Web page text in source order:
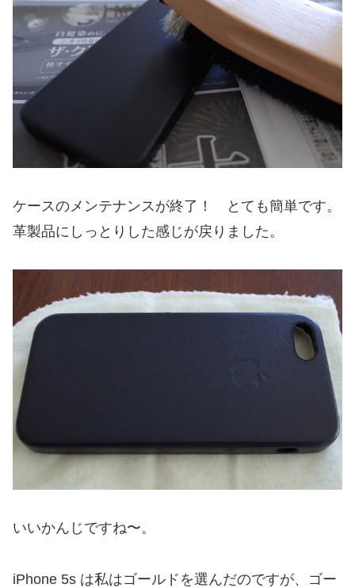
ケースのメンテナンスが終了！ とても簡単です。
革製品にしっとりした感じが戻りました。
いいかんじですね〜。
iPhone 5s は私はゴールドを選んだのですが、ゴー